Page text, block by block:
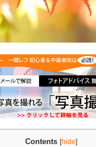
Contents [hide]